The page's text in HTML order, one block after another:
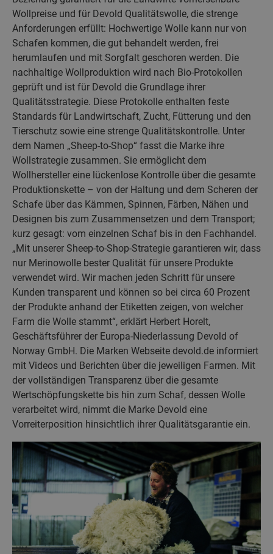
Wollpreise und für Devold Qualitätswolle, die strenge
Anforderungen erfüllt: Hochwertige Wolle kann nur von
Schafen kommen, die gut behandelt werden, frei
herumlaufen und mit Sorgfalt geschoren werden. Die
nachhaltige Wollproduktion wird nach Bio-Protokollen
geprüft und ist für Devold die Grundlage ihrer
Qualitätsstrategie. Diese Protokolle enthalten feste
Standards für Landwirtschaft, Zucht, Fütterung und den
Tierschutz sowie eine strenge Qualitätskontrolle. Unter
dem Namen „Sheep-to-Shop“ fasst die Marke ihre
Wollstrategie zusammen. Sie ermöglicht dem
Wollhersteller eine lückenlose Kontrolle über die gesamte
Produktionskette – von der Haltung und dem Scheren der
Schafe über das Kämmen, Spinnen, Färben, Nähen und
Designen bis zum Zusammensetzen und dem Transport;
kurz gesagt: vom einzelnen Schaf bis in den Fachhandel.
„Mit unserer Sheep-to-Shop-Strategie garantieren wir, dass
nur Merinowolle bester Qualität für unsere Produkte
verwendet wird. Wir machen jeden Schritt für unsere
Kunden transparent und können so bei circa 60 Prozent
der Produkte anhand der Etiketten zeigen, von welcher
Farm die Wolle stammt“, erklärt Herbert Horelt,
Geschäftsführer der Europa-Niederlassung Devold of
Norway GmbH. Die Marken Webseite devold.de informiert
mit Videos und Berichten über die jeweiligen Farmen. Mit
der vollständigen Transparenz über die gesamte
Wertschöpfungskette bis hin zum Schaf, dessen Wolle
verarbeitet wird, nimmt die Marke Devold eine
Vorreiterposition hinsichtlich ihrer Qualitätsgarantie ein.